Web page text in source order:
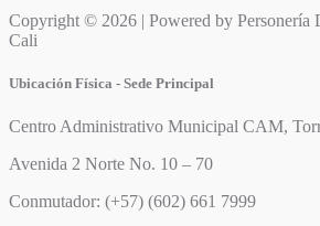
Copyright © 2026 | Powered by Personería
Cali
Ubicación Física - Sede Principal
Centro Administrativo Municipal CAM,
Avenida 2 Norte No. 10 – 70
Conmutador: (+57) (602) 661 7999